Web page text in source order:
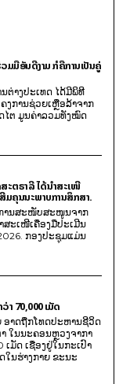
ມືອັນດີງາມ ກໍຄືການເປັນຄູ່
ຕ່າງປະເທດ ໄດ້ມີພິທີ
ງການຊ່ວຍເຫຼືອລ້າຈາກ
ໄຕ ມູນຄ່າລວມທັງໝົດ
ະຕຣາລີ ໄດ້ນຳສະເໜີ
ມຄຸນນະພາບການສຶກສາ.
ການສະໜັບສະໜູນຈາກ
ສະເໜີເຄື່ອງມືປະເມີນ
ກອງປະຊຸມແມ່ນ
າ 70,000 ເມັດ
ອາດຖືກໂທດປະຫານຊີວິດ
ໃນນະຄອນຫຼວງຈາກາ
ມັດ ເຊື່ອງຢູ່ໃນກະເປົາ
ໃນຮ່າງກາຍ ຂະນະ